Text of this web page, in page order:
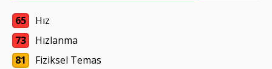
65
Hız
73
Hızlanma
81
Fiziksel Temas